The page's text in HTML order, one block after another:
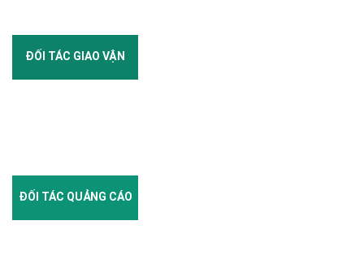
ĐỐI TÁC GIAO VẬN
ĐỐI TÁC QUẢNG CÁO